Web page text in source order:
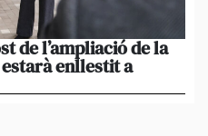
de l’ampliació de la
enllestit a